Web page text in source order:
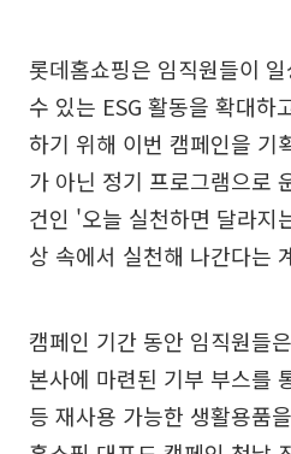
롯데홈쇼핑은 임직원들이
수 있는 ESG 활동을 확대하
하기 위해 이번 캠페인을 기
가 아닌 정기 프로그램으로
건인 '오늘 실천하면 달라지
상 속에서 실천해 나간다는
캠페인 기간 동안 임직원들
본사에 마련된 기부 부스를
등 재사용 가능한 생활용품